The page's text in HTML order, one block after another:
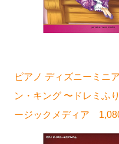
ピアノ ディズニーミニ
ン・キング 〜ドレミふ
ージックメディア